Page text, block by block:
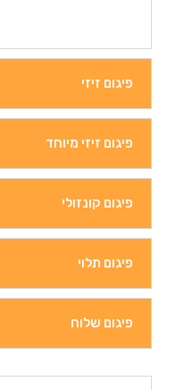
פיגום זיזי
פיגום זיזי מיוחד
פיגום קונזולי
פיגום תלוי
פיגום שלוח